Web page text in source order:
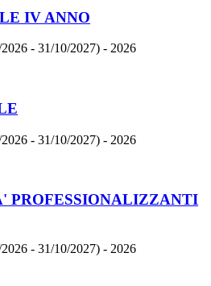
IV ANNO
- 31/10/2027) - 2026
- 31/10/2027) - 2026
PROFESSIONALIZZANTI
- 31/10/2027) - 2026